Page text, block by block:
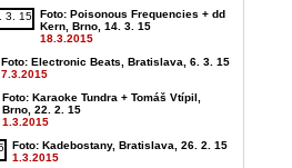
Foto: Poisonous Frequencies + dd
Kern, Brno, 14. 3. 15
18.3.2015
Foto: Electronic Beats, Bratislava, 6. 3. 15
7.3.2015
Foto: Karaoke Tundra + Tomáš Vtípil,
Brno, 22. 2. 15
1.3.2015
Foto: Kadebostany, Bratislava, 26. 2. 15
1.3.2015